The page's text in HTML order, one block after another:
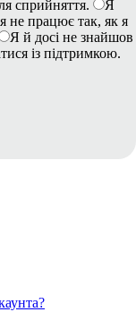
сприйняття.
Я
не працює так, як я
Я й досі не знайшов
із підтримкою.